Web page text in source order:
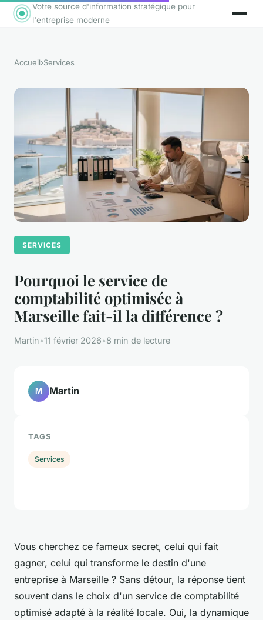
Votre source d'information stratégique pour
l'entreprise moderne
Accueil›Services
SERVICES
Pourquoi le service de
comptabilité optimisée à
Marseille fait-il la différence ?
Martin•11 février 2026•8 min de lecture
Vous cherchez ce fameux secret, celui qui fait
gagner, celui qui transforme le destin d'une
entreprise à Marseille ? Sans détour, la réponse tient
souvent dans le choix d'un service de comptabilité
optimisé adapté à la réalité locale. Oui, la dynamique
M Martin
TAGS
Services